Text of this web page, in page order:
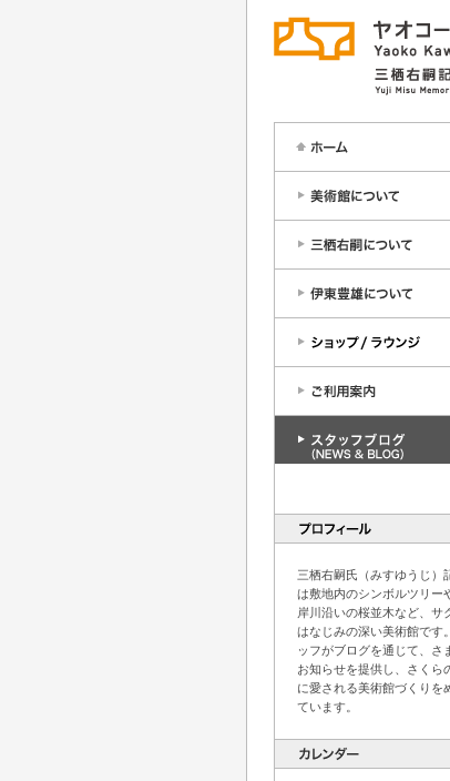
三栖右嗣氏（みすゆうじ）
は敷地内のシンボルツリー
岸川沿いの桜並木など、サ
はなじみの深い美術館です
ッフがブログを通じて、さ
お知らせを提供し、さくら
に愛される美術館づくりを
ています。